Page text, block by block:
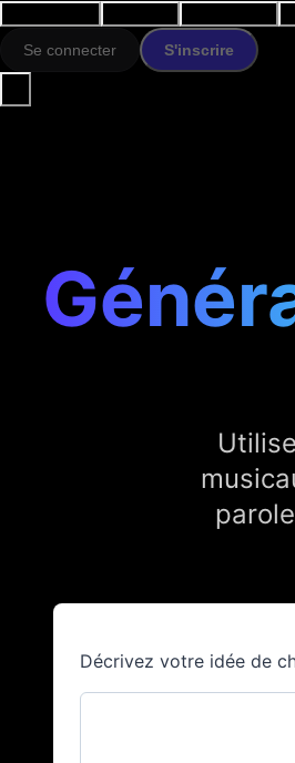
Se connecter S'inscrire
Décrivez votre idée de